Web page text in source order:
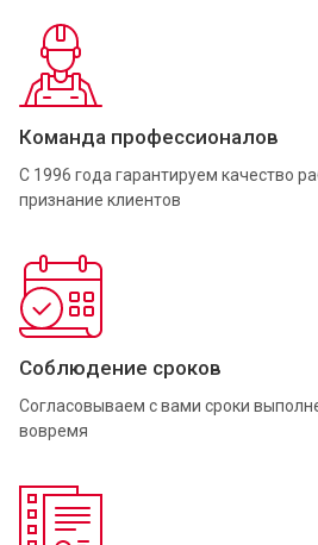
Команда профессионалов
С 1996 года гарантируем качество
признание клиентов
Соблюдение сроков
Согласовываем с вами сроки
вовремя